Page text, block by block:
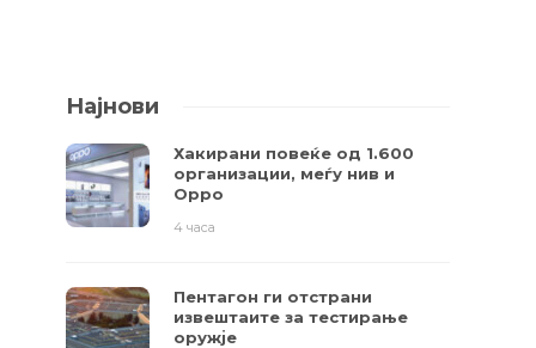
Најнови
Хакирани повеќе од 1.600
организации, меѓу нив и
Oppo
4 часа
Пентагон ги отстрани
извештаите за тестирање
оружје